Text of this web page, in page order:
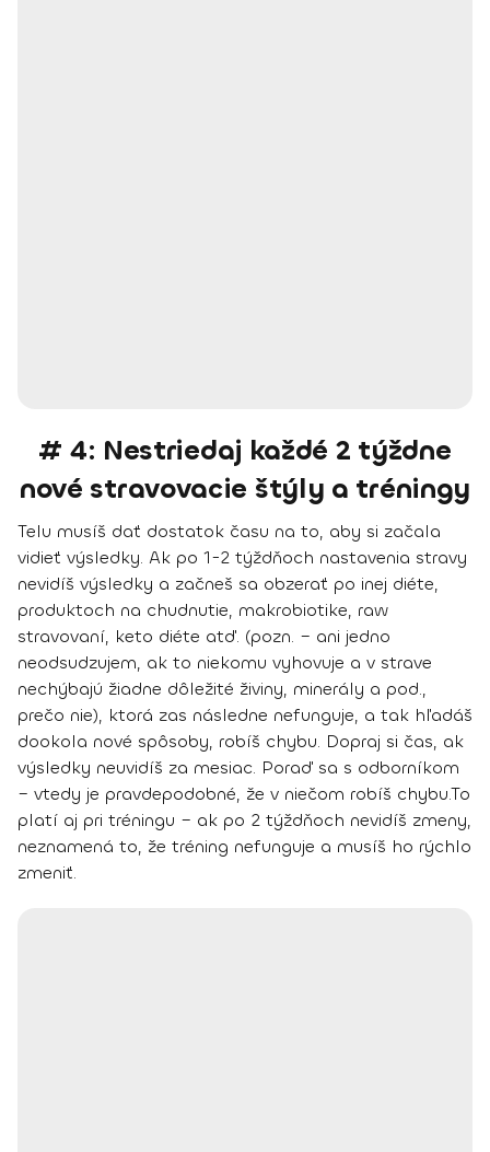
# 4: Nestriedaj každé 2 týždne
nové stravovacie štýly a tréningy
Telu musíš dať dostatok času na to, aby si začala
vidieť výsledky. Ak po 1-2 týždňoch nastavenia stravy
nevidíš výsledky a začneš sa obzerať po inej diéte,
produktoch na chudnutie, makrobiotike, raw
stravovaní, keto diéte atď. (pozn. – ani jedno
neodsudzujem, ak to niekomu vyhovuje a v strave
nechýbajú žiadne dôležité živiny, minerály a pod.,
prečo nie), ktorá zas následne nefunguje, a tak hľadáš
dookola nové spôsoby, robíš chybu. Dopraj si čas, ak
výsledky neuvidíš za mesiac. Poraď sa s odborníkom
– vtedy je pravdepodobné, že v niečom robíš chybu.To
platí aj pri tréningu – ak po 2 týždňoch nevidíš zmeny,
neznamená to, že tréning nefunguje a musíš ho rýchlo
zmeniť.